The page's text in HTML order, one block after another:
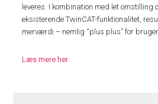
leveres. I kombination med let omstilling
eksisterende TwinCAT-funktionalitet,
merværdi – nemlig “plus plus” for
Læs mere her